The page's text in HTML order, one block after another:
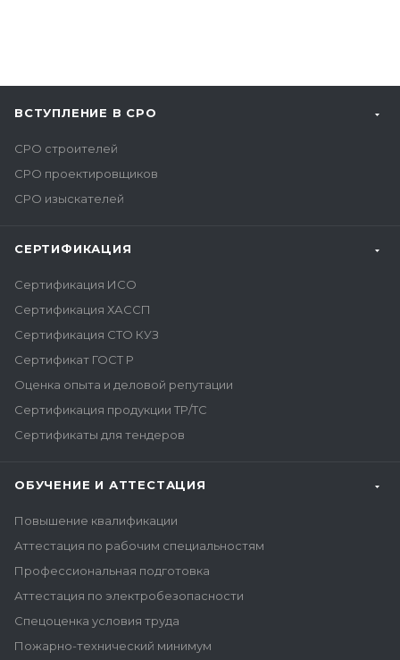
ВСТУПЛЕНИЕ В СРО
СРО строителей
СРО проектировщиков
СРО изыскателей
СЕРТИФИКАЦИЯ
Сертификация ИСО
Сертификация ХАССП
Сертификация СТО КУЗ
Сертификат ГОСТ Р
Оценка опыта и деловой репутации
Сертификация продукции ТР/ТС
Сертификаты для тендеров
ОБУЧЕНИЕ И АТТЕСТАЦИЯ
Повышение квалификации
Аттестация по рабочим специальностям
Профессиональная подготовка
Аттестация по электробезопасности
Спецоценка условия труда
Пожарно-технический минимум